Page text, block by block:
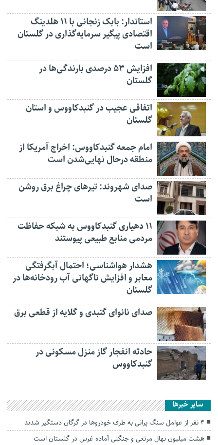
استاندار: بابک زنجانی با ۱۱ هلدینگ
اقتصادی پیگیر سرمایه‌گذاری در گلستان
است
افزایش ۵۳ درصدی بارندگی‌ها در
گلستان
اتفاقی عجیب در‌ گنبدکاووس و استان
گلستان
امام جمعه گنبدکاووس: اخراج آمریکا از
منطقه درحال نهایی‌شدن است
صدای شهروند: تیرهای چراغ برق روشن
است
۱۱ دهیاری گنبدکاووس به شبکه حفاظت
مردمی منابع طبیعی پیوستند
هشدار هواشناسی؛ احتمال آبگرفتگی
معابر و افزایش ناگهانی آب رودخانه‌ها در
گلستان
صدای نانوای گنبدی و گلایه از قطعی برق
حادثه انفجار گاز منزل مسکونی در
گنبدکاووس
سایر خبرها
۴ نفر از عوامل سنگ پرانی به طرف خودروها در گرگان دستگیر شدند
هشت میلیون نهال مرتعی و جنگلی آماده غرس در گلستان است